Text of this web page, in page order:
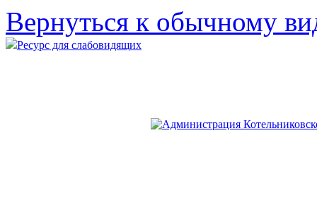
Вернуться к обычному
Ресурс для слабовидящих